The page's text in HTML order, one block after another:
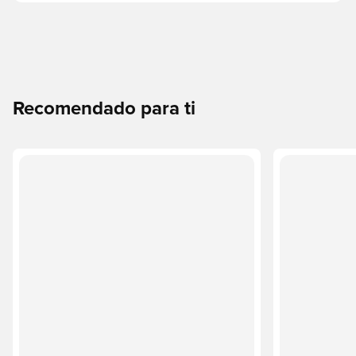
Recomendado para ti